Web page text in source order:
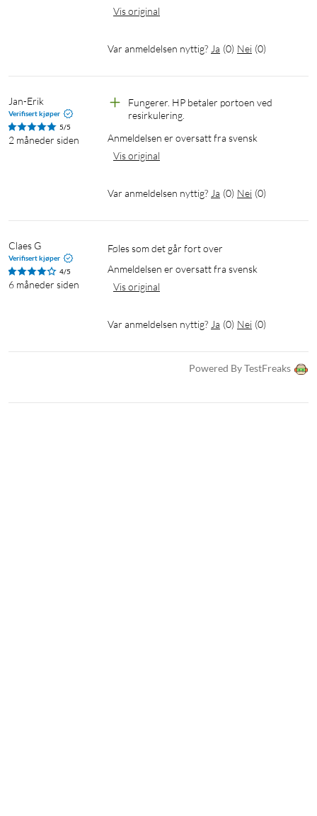
Vis original
Var anmeldelsen nyttig? Ja (0) Nei (0)
Jan-Erik
Verifisert kjøper
5/5
2 måneder siden
Fungerer. HP betaler portoen ved
resirkulering.
Anmeldelsen er oversatt fra svensk
Vis original
Var anmeldelsen nyttig? Ja (0) Nei (0)
Claes G
Verifisert kjøper
4/5
6 måneder siden
Føles som det går fort over
Anmeldelsen er oversatt fra svensk
Vis original
Var anmeldelsen nyttig? Ja (0) Nei (0)
Powered By TestFreaks